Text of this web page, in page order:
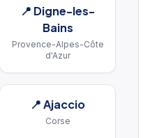
📍 Digne-les-
Bains
Provence-Alpes-Côte
d'Azur
📍Ajaccio
Corse